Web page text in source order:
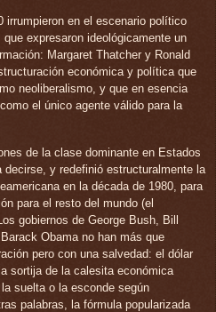
irrumpieron en el escenario político
expresaron ideológicamente un
Margaret Thatcher y Ronald
económica y política que
neoliberalismo, y que en esencia
el único agente válido para la
de la clase dominante en Estados
decirse, y redefinió estructuralmente la
en la década de 1980, para
para el resto del mundo (el
gobiernos de George Bush, Bill
Obama no han más que
pero con una salvedad: el dólar
sortija de la calesita económica
suelta o la esconde según
palabras, la fórmula popularizada